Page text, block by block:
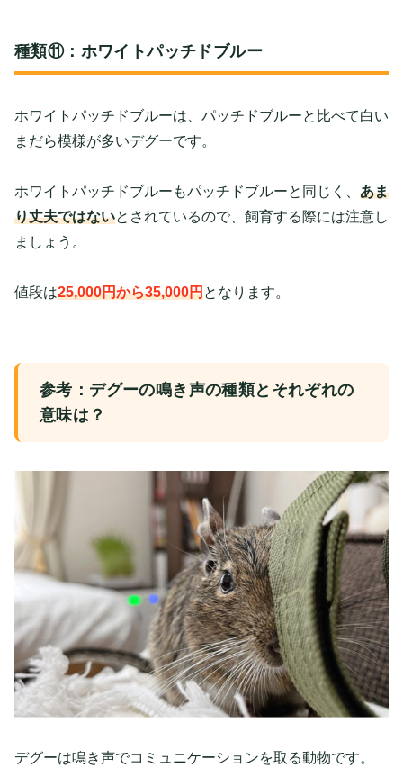
種類⑪：ホワイトパッチドブルー
ホワイトパッチドブルーは、パッチドブルーと比べて白い
まだら模様が多いデグーです。
ホワイトパッチドブルーもパッチドブルーと同じく、 あま
り丈夫ではないとされているので、飼育する際には注意し
ましょう。
値段は25,000円から35,000円となります。
参考：デグーの鳴き声の種類とそれぞれの
意味は？
デグーは鳴き声でコミュニケーションを取る動物です。